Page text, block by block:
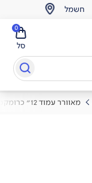
חשמל
סל
0
מאוורר עמוד 12" כרומקס